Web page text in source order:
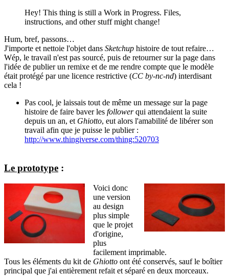
Hey! This thing is still a Work in Progress. Files,
instructions, and other stuff might change!
Hum, bref, passons…
J'importe et nettoie l'objet dans Sketchup histoire de tout refaire…
Wép, le travail n'est pas sourcé, puis de retourner sur la page dans
l'idée de publier un remixe et de me rendre compte que le modèle
était protégé par une licence restrictive (CC by-nc-nd) interdisant
cela !
Pas cool, je laissais tout de même un message sur la page
histoire de faire baver les followerqui attendaient la suite
depuis un an, et Ghiotto, eut alors l'amabilité de libérer son
travail afin que je puisse le publier :
http://www.thingiverse.com/thing:520703
Le prototype :
Voici donc
une version
au design
plus simple
que le projet
d'origine,
plus
facilement imprimable.
Tous les éléments du kit de Ghiotto ont été conservés, sauf le boîtier
principal que j'ai entièrement refait et séparé en deux morceaux.